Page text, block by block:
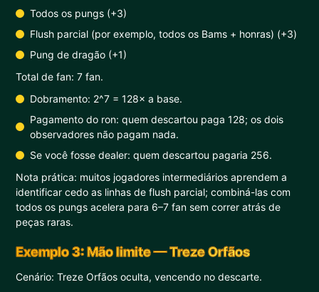
Todos os pungs (+3)
Flush parcial (por exemplo, todos os Bams + honras) (+3)
Pung de dragão (+1)
Total de fan: 7 fan.
Dobramento: 2^7 = 128× a base.
Pagamento do ron: quem descartou paga 128; os dois
observadores não pagam nada.
Se você fosse dealer: quem descartou pagaria 256.
Nota prática: muitos jogadores intermediários aprendem a
identificar cedo as linhas de flush parcial; combiná-las com
todos os pungs acelera para 6–7 fan sem correr atrás de
peças raras.
Exemplo 3: Mão limite — Treze Orfãos
Cenário: Treze Orfãos oculta, vencendo no descarte.